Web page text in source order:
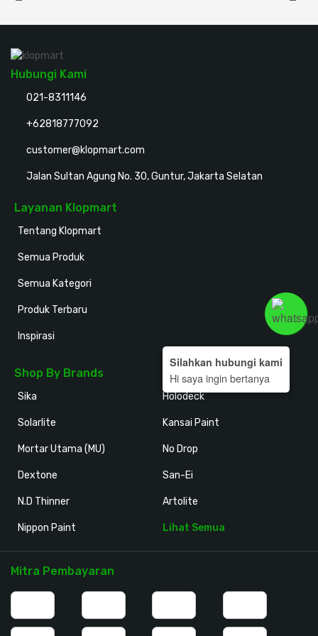
Hubungi Kami
021-8311146
+62818777092
customer@klopmart.com
Jalan Sultan Agung No. 30, Guntur, Jakarta Selatan
Layanan Klopmart
Tentang Klopmart
Semua Produk
Semua Kategori
Produk Terbaru
Inspirasi
Shop By Brands
Sika
Solarlite
Mortar Utama (MU)
Dextone
N.D Thinner
Nippon Paint
Holodeck
Kansai Paint
No Drop
San-Ei
Artolite
Lihat Semua
Mitra Pembayaran
Silahkan hubungi kami
Hi saya ingin bertanya